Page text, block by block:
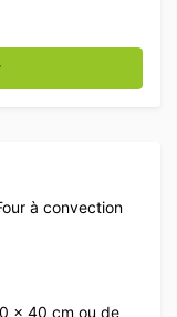
en acier
à convection
x 40 cm ou de